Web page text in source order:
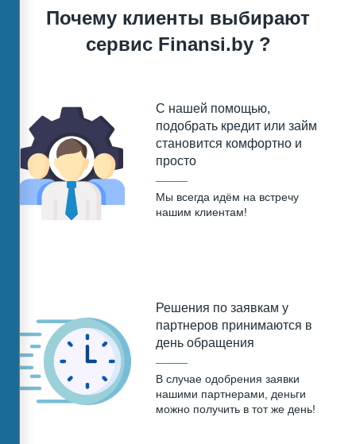
Почему клиенты выбирают
сервис Finansi.by ?
С нашей помощью,
подобрать кредит или займ
становится комфортно и
просто
Мы всегда идём на встречу
нашим клиентам!
Решения по заявкам у
партнеров принимаются в
день обращения
В случае одобрения заявки
нашими партнерами, деньги
можно получить в тот же день!